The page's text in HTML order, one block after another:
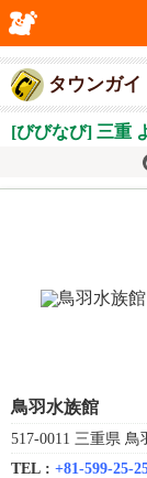
タウンガイ
[びびなび] 三重
鳥羽水族館
517-0011 三重県
TEL : +81-599-25-